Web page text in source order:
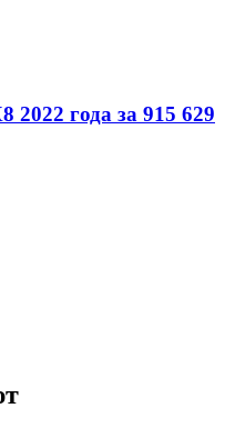
2022 года за 915 629